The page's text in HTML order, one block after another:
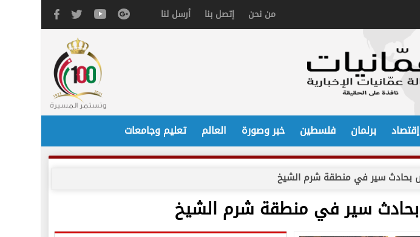
من نحن إتصل بنا أرسل لنا
إقتصاد برلمان فلسطين خبر وصورة العالم تعليم وجامعات